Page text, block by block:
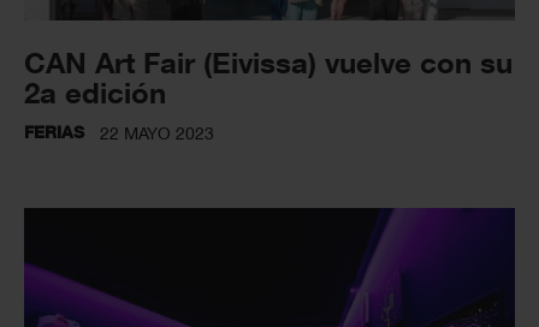
CAN Art Fair (Eivissa) vuelve con su
2a edición
FERIAS 22 MAYO 2023